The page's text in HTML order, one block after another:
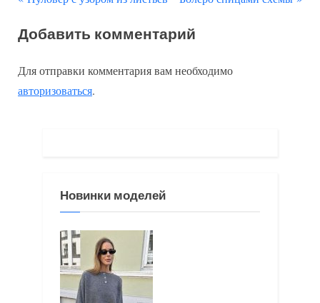
по
записям
е
ы
д
е
у
Добавить комментарий
Для отправки комментария вам необходимо
авторизоваться.
Новинки моделей